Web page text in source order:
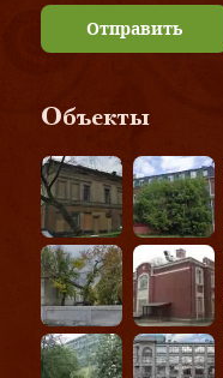
Отправить
Объекты